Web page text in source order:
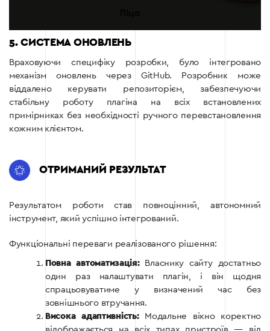
5. СИСТЕМА ОНОВЛЕНЬ
Враховуючи специфіку розробки, було інтегровано
механізм оновлень через GitHub. Розробник може
віддалено керувати репозиторієм, забезпечуючи
стабільну роботу плагіна на всіх встановлених
примірниках без необхідності ручного перевстановлення
кожним клієнтом.
ОТРИМАНИЙ РЕЗУЛЬТАТ
Результатом роботи став повноцінний, автономний
інструмент, який успішно інтегрований.
Функціональні переваги реалізованого рішення:
Повна автоматизація:Власнику сайту достатньо
один раз налаштувати плагін, і він щодня
спрацьовуватиме у визначений час без
зовнішнього втручання.
Висока адаптивність:Модальне вікно коректно